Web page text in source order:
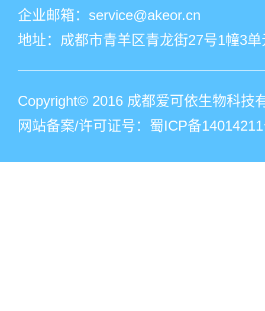
企业邮箱：service@akeor.cn
地址：成都市青羊区青龙街27号1幢3
Copyright© 2016 成都爱可依生物科技
网站备案/许可证号：蜀ICP备